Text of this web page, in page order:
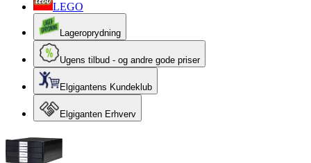
LEGO
Lageroprydning
Ugens tilbud - og andre gode priser
Elgigantens Kundeklub
Elgiganten Erhverv